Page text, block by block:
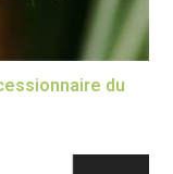
du